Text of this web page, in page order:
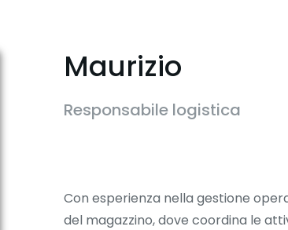
Maurizio
Responsabile logistica
Con esperienza nella gestione
del magazzino, dove coordina le